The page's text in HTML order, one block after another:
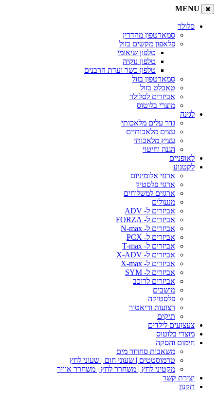
MENU
סלולר
סמארטפון מהדרין
פלאפון מקשים בזול
טלפון שיאומי
טלפון נוקיה
טלפון כשר ועדת הרבנים
סמארטפון בזול
טאבלט בזול
אביזרים לסלולר
מוצרי בלוטוס
לגינה
גדר עלים מלאכותי
עצים מלאכותיים
עציץ מלאכותי
הגנה וחיטוי
לאופניים
לקטנוע
ארגזי אלומיניום
ארגזי פלסטיק
ארגזים למשלוחים
מנעולים
אביזרים ל- ADV
אביזרים ל- FORZA
אביזרים ל- N-max
אביזרים ל- PCX
אביזרים ל- T-max
אביזרים ל- X-ADV
אביזרים ל- X-max
אביזרים ל- SYM
אביזרים לרוכב
מושבים
פלסטיקה
רצועות וריאטור
תיקים
צעצועים לילדים
מוצרי בלוטוס
חימום והסקה
משאבות סחרור מים
טרמוסטטים | שעוני חום | שעוני לחץ
מקטיני לחץ | משחרר לחץ | משחרר אוויר
יצירת קשר
תקנון